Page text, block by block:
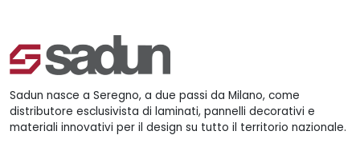
Sadun nasce a Seregno, a due passi da Milano, come
distributore esclusivista di laminati, pannelli decorativi e
materiali innovativi per il design su tutto il territorio nazionale.